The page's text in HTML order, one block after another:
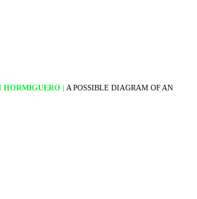
HORMIGUERO | A POSSIBLE DIAGRAM OF AN